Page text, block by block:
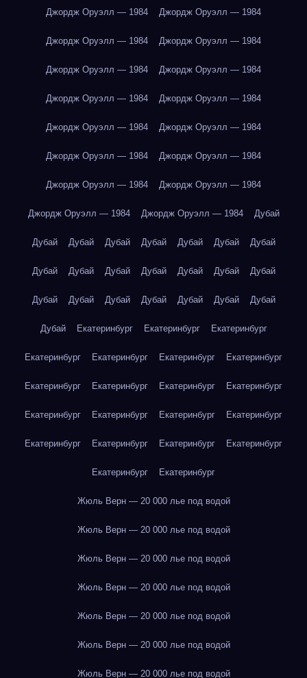
Джордж Оруэлл — 1984 Джордж Оруэлл — 1984
Джордж Оруэлл — 1984 Джордж Оруэлл — 1984
Джордж Оруэлл — 1984 Джордж Оруэлл — 1984
Джордж Оруэлл — 1984 Джордж Оруэлл — 1984
Джордж Оруэлл — 1984 Джордж Оруэлл — 1984
Джордж Оруэлл — 1984 Джордж Оруэлл — 1984
Джордж Оруэлл — 1984 Джордж Оруэлл — 1984
Джордж Оруэлл — 1984 Джордж Оруэлл — 1984 Дубай
Дубай Дубай Дубай Дубай Дубай Дубай Дубай
Дубай Дубай Дубай Дубай Дубай Дубай Дубай
Дубай Дубай Дубай Дубай Дубай Дубай Дубай
Дубай Екатеринбург Екатеринбург Екатеринбург
Екатеринбург Екатеринбург Екатеринбург Екатеринбург
Екатеринбург Екатеринбург Екатеринбург Екатеринбург
Екатеринбург Екатеринбург Екатеринбург Екатеринбург
Екатеринбург Екатеринбург Екатеринбург Екатеринбург
Екатеринбург Екатеринбург
Жюль Верн — 20 000 лье под водой
Жюль Верн — 20 000 лье под водой
Жюль Верн — 20 000 лье под водой
Жюль Верн — 20 000 лье под водой
Жюль Верн — 20 000 лье под водой
Жюль Верн — 20 000 лье под водой
Жюль Верн — 20 000 лье под водой